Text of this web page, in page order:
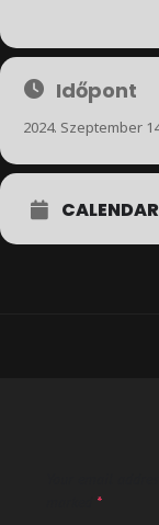
Időpont
2024. Szeptember
CALENDAR
*